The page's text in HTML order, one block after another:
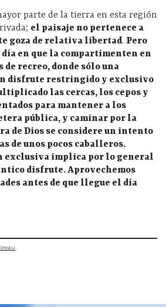
parte de la tierra en esta región
el paisaje no pertenece a
goza de relativa libertad. Pero
en que la compartimenten en
recreo, donde sólo una
disfrute restringido y exclusivo
las cercas, los cepos y
para mantener a los
pública, y caminar por la
de Dios se considere un intento
de unos pocos caballeros.
exclusiva implica por lo general
disfrute. Aprovechemos
antes de que llegue el día